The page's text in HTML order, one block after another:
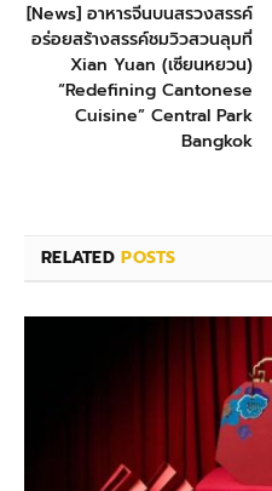
[News] อาหารจีนบนสรวงสรรค์
อร่อยสร้างสรรค์ชมวิวสวนลุมที่
Xian Yuan (เซียนหยวน)
“Redefining Cantonese
Cuisine” Central Park
Bangkok
RELATEDPOSTS